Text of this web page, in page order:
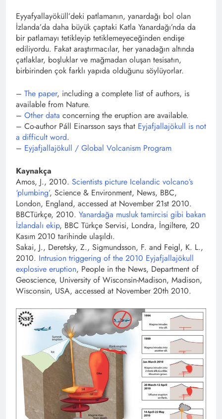
Eyyafyallayöküll’deki patlamanın, yanardağı bol olan
İzlanda’da daha büyük çaptaki Katla Yanardağı’nda da
bir patlamayı tetikleyip tetiklemeyeceğinden endişe
ediliyordu. Fakat araştırmacılar, her yanadağın altında
çatlaklar, boşluklar ve mağmadan oluşan tesisatın,
birbirinden çok farklı yapıda olduğunu söylüyorlar.
– The paper, including a complete list of authors, is
available from Nature.
– Other data concerning the eruption are available.
– Co-author Páll Einarsson says that Eyjafjallajökull is not
a difficult word.
– Eyjafjallajökull / Global Volcanism Program
Kaynakça
Amos, J., 2010. Scientists picture Icelandic volcano’s
‘plumbing’, Science & Environment, News, BBC,
London, England, accessed at November 21st 2010.
BBCTürkçe, 2010. Yanardağa musluk tamircisi gibi bakan
İzlandalı ekip, BBC Türkçe Servisi, Londra, İngiltere, 20
Kasım 2010 tarihinde ulaşıldı.
Sakai, J., Deretsky, Z., Sigmundsson, F. and Feigl, K. L.,
2010. Intrusion triggering of the 2010 Eyjafjallajökull
explosive eruption, People in the News, Department of
Geoscience, University of Wisconsin-Madison, Madison,
Wisconsin, USA, accessed at November 20th 2010.